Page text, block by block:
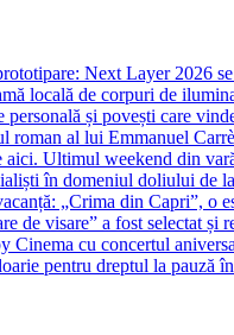
Next Layer 2026
locală de corpuri de
și povești care
roman al lui Emmanuel
Ultimul weekend din
în domeniul doliului de
„Crima din Capri”, o
de visare” a fost selectat
Cinema cu concertul
pentru dreptul la pauză